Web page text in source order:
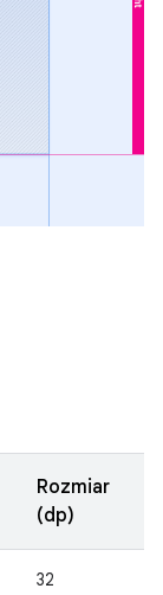
Rozmiar
(dp)
32